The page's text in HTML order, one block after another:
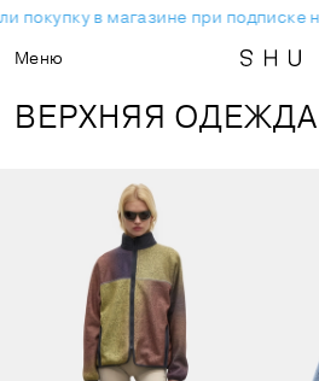
покупку в магазине при подписке
Меню
ВЕРХНЯЯ ОДЕЖДА